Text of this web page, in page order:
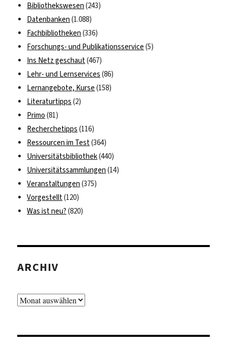
Bibliothekswesen (243)
Datenbanken (1.088)
Fachbibliotheken (336)
Forschungs- und Publikationsservice (5)
Ins Netz geschaut(467)
Lehr- und Lernservices (86)
Lernangebote, Kurse (158)
Literaturtipps (2)
Primo (81)
Recherchetipps (116)
Ressourcen im Test(364)
Universitätsbibliothek(440)
Universitätssammlungen (14)
Veranstaltungen (375)
Vorgestellt(120)
Was ist neu? (820)
ARCHIV
Archiv